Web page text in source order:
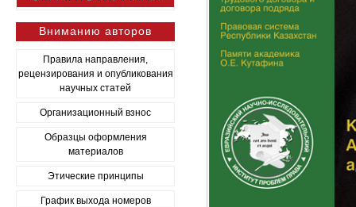
Вниманию авторов
Правила направления,
рецензирования и опубликования
научных статей
Организационный взнос
Образцы оформления
материалов
Этические принципы
График выхода номеров